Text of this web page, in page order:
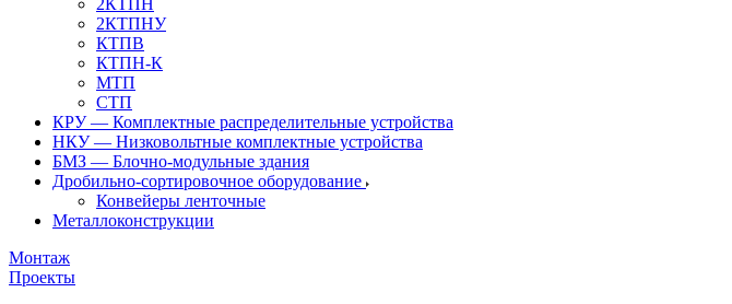
2КТПН
2КТПНУ
КТПВ
КТПН-К
МТП
СТП
КРУ — Комплектные распределительные устройства
НКУ — Низковольтные комплектные устройства
БМЗ — Блочно-модульные здания
Дробильно-сортировочное оборудование
Конвейеры ленточные
Металлоконструкции
Монтаж
Проекты